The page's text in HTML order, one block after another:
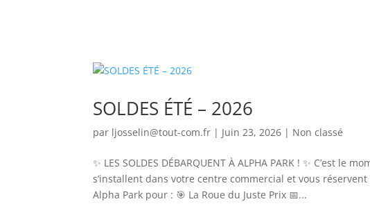
SOLDES ÉTÉ – 2026
par ljosselin@tout-com.fr | Juin 23, 2026 | Non classé
✨ LES SOLDES DÉBARQUENT À ALPHA PARK ! ✨ C’est
s’installent dans votre centre commercial et vous
Alpha Park pour : 🎯 La Roue du Juste Prix 📅...